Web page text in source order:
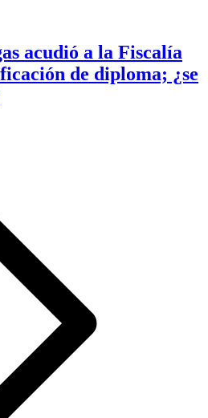
acudió a la Fiscalía
de diploma; ¿se